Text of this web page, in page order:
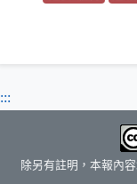
:::
除另有註明，本報內